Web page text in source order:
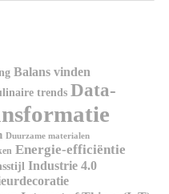
Balans vinden
trends Data-
Duurzame materialen
Energie-efficiëntie
Industrie 4.0